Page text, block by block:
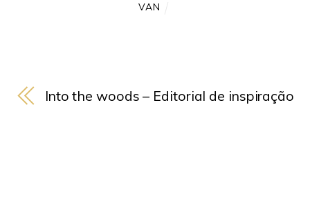
VAN
Into the woods – Editorial de inspiração